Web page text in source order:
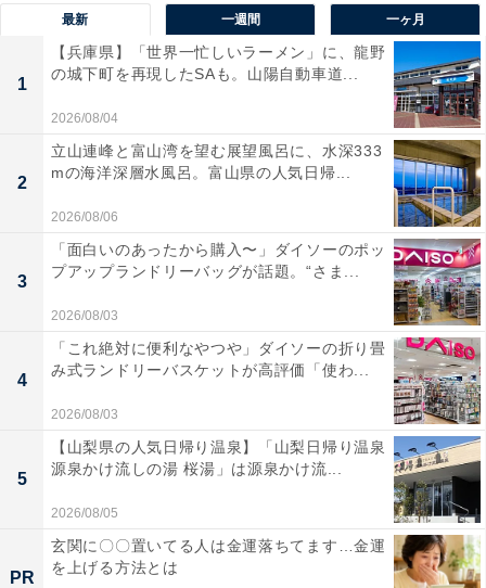
最新 一週間 一ヶ月
1
【兵庫県】「世界一忙しいラーメン」に、龍野
の城下町を再現したSAも。山陽自動車道...
2026/08/04
2
立山連峰と富山湾を望む展望風呂に、水深333
mの海洋深層水風呂。富山県の人気日帰...
2026/08/06
3
「面白いのあったから購入〜」ダイソーのポッ
プアップランドリーバッグが話題。“さま...
2026/08/03
4
「これ絶対に便利なやつや」ダイソーの折り畳
み式ランドリーバスケットが高評価「使わ...
2026/08/03
5
【山梨県の人気日帰り温泉】「山梨日帰り温泉
源泉かけ流しの湯 桜湯」は源泉かけ流...
2026/08/05
PR
玄関に〇〇置いてる人は金運落ちてます…金運
を上げる方法とは